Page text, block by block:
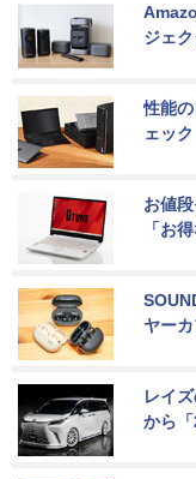
ジェ
性能
ェック
お値
「お
ヤー
レイ
から「